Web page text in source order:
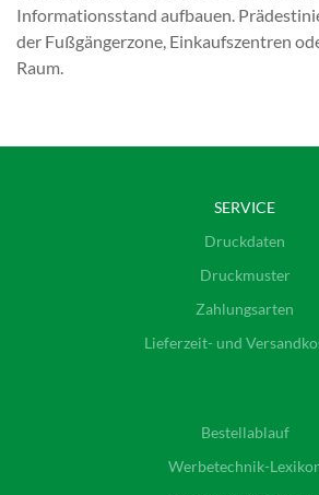
Informationsstand aufbauen.
der Fußgängerzone, Einkaufszentren
Raum.
SERVICE
Druckdaten
Druckmuster
Zahlungsarten
Lieferzeit- und
Bestellablauf
Werbetechnik-